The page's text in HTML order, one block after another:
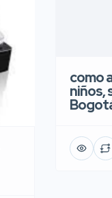
como
niños,